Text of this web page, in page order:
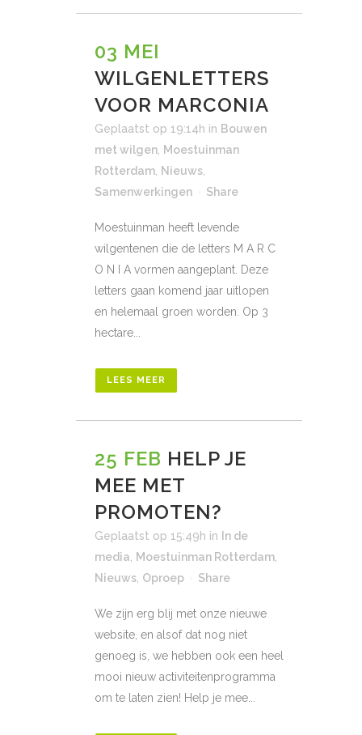
03 MEI
WILGENLETTERS
VOOR MARCONIA
Geplaatst op 19:14h in Bouwen
met wilgen Moestuinman
Rotterdam Nieuws
Samenwerkingen
Share
Moestuinman heeft levende
wilgentenen die de letters M A R C
O N I A vormen aangeplant. Deze
letters gaan komend jaar uitlopen
en helemaal groen worden. Op 3
hectare...
LEES MEER
25 FEB HELP JE
MEE MET
PROMOTEN?
Geplaatst op 15:49h in
In de
media
Moestuinman Rotterdam
Nieuws Oproep Share
We zijn erg blij met onze nieuwe
website, en alsof dat nog niet
genoeg is, we hebben ook een heel
mooi nieuw activiteitenprogramma
om te laten zien! Help je mee...